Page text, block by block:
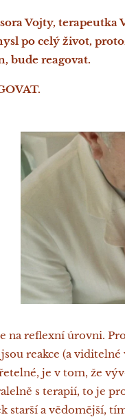
Vojty,
po celý život,
bude reagovat.
na reflexní úrovni.
reakce (a
je v tom, že
s terapií, to je
starší a vědomější,